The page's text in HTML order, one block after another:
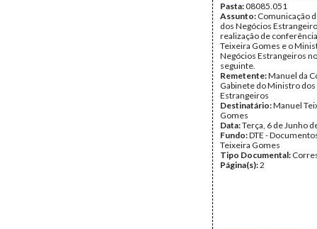
Pasta:08085.051
Assunto: Comunicação
dos Negócios
realização de
Teixeira Gomes e o
Negócios Estrangeiros
seguinte.
Remetente:Manuel da
Gabinete do Ministro
Estrangeiros
Destinatário:Manuel
Gomes
Data:Terça, 6 de Junho
Fundo:DTE -
Teixeira Gomes
Tipo Documental:
Página(s):2